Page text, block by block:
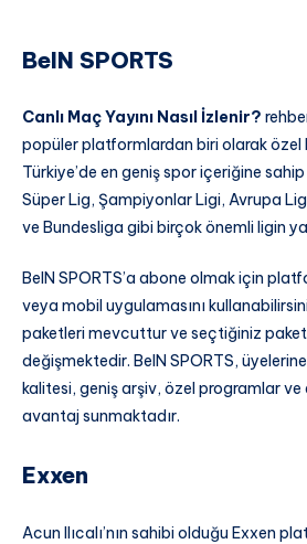
BeIN SPORTS
Canlı Maç Yayını Nasıl İzlenir?
popüler platformlardan biri olarak özel
Türkiye’de en geniş spor içeriğine
Süper Lig, Şampiyonlar Ligi, Avrupa
ve Bundesliga gibi birçok önemli ligin
BeIN SPORTS’a abone olmak için
veya mobil uygulamasını
paketleri mevcuttur ve seçtiğiniz
değişmektedir. BeIN SPORTS,
kalitesi, geniş arşiv, özel programlar
avantaj sunmaktadır.
Exxen
Acun Ilıcalı’nın sahibi olduğu Exxen